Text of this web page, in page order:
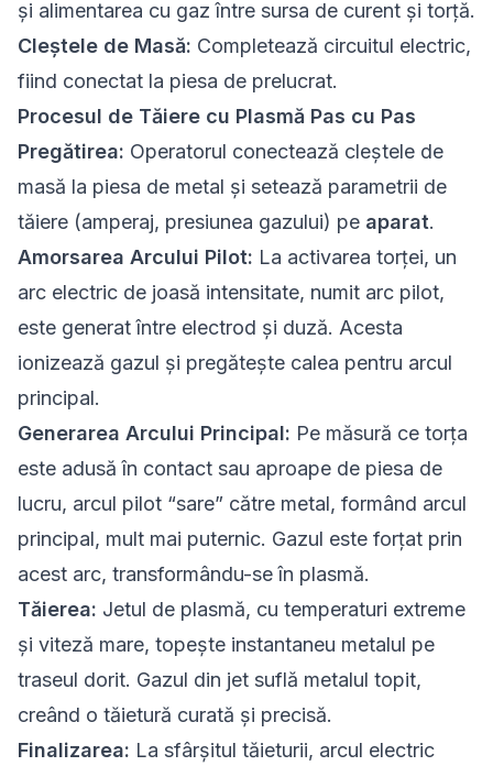
și alimentarea cu gaz între sursa de curent și torță.
Cleștele de Masă: Completează circuitul electric,
fiind conectat la piesa de prelucrat.
Procesul de Tăiere cu Plasmă Pas cu Pas
Pregătirea: Operatorul conectează cleștele de
masă la piesa de metal și setează parametrii de
tăiere (amperaj, presiunea gazului) pe aparat.
Amorsarea Arcului Pilot: La activarea torței, un
arc electric de joasă intensitate, numit arc pilot,
este generat între electrod și duză. Acesta
ionizează gazul și pregătește calea pentru arcul
principal.
Generarea Arcului Principal: Pe măsură ce torța
este adusă în contact sau aproape de piesa de
lucru, arcul pilot “sare” către metal, formând arcul
principal, mult mai puternic. Gazul este forțat prin
acest arc, transformându-se în plasmă.
Tăierea: Jetul de plasmă, cu temperaturi extreme
și viteză mare, topește instantaneu metalul pe
traseul dorit. Gazul din jet suflă metalul topit,
creând o tăietură curată și precisă.
Finalizarea: La sfârșitul tăieturii, arcul electric